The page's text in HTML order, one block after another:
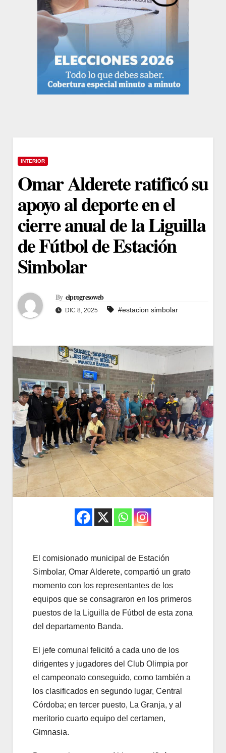
INTERIOR
Omar Alderete ratificó su
apoyo al deporte en el
cierre anual de la Liguilla
de Fútbol de Estación
Simbolar
By elprogresoweb
DIC 8, 2025 #estacion simbolar
El comisionado municipal de Estación
Simbolar, Omar Alderete, compartió un grato
momento con los representantes de los
equipos que se consagraron en los primeros
puestos de la Liguilla de Fútbol de esta zona
del departamento Banda.
El jefe comunal felicitó a cada uno de los
dirigentes y jugadores del Club Olimpia por
el campeonato conseguido, como también a
los clasificados en segundo lugar, Central
Córdoba; en tercer puesto, La Granja, y al
meritorio cuarto equipo del certamen,
Gimnasia.